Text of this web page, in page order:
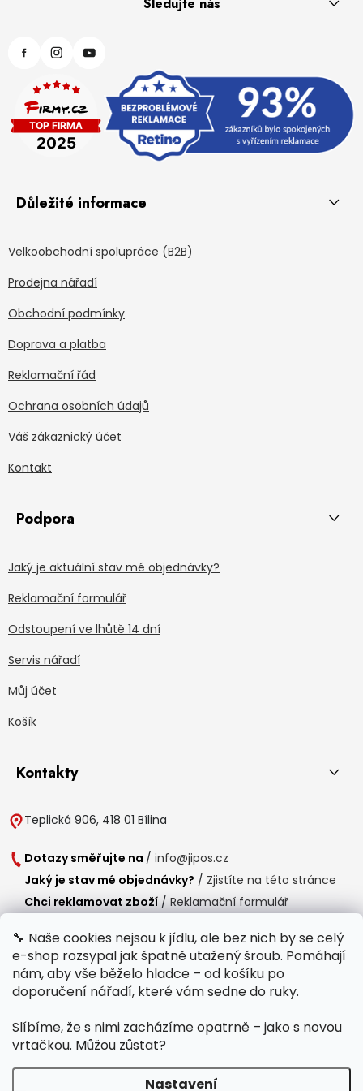
🔧 Naše cookies nejsou k jídlu, ale bez nich by se celý
e-shop rozsypal jak špatně utažený šroub. Pomáhají
nám, aby vše běželo hladce – od košíku po
doporučení nářadí, které vám sedne do ruky.
Slíbíme, že s nimi zacházíme opatrně – jako s novou
vrtačkou. Můžou zůstat?
Nastavení
Důležité informace
Velkoobchodní spolupráce (B2B)
Prodejna nářadí
Obchodní podmínky
Doprava a platba
Reklamační řád
Ochrana osobních údajů
Váš zákaznický účet
Kontakt
Podpora
Jaký je aktuální stav mé objednávky?
Reklamační formulář
Odstoupení ve lhůtě 14 dní
Servis nářadí
Můj účet
Košík
Kontakty
Teplická 906, 418 01 Bílina
Dotazy směřujte na / info@jipos.cz
Jaký je stav mé objednávky? / Zjistíte na této stránce
Chci reklamovat zboží / Reklamační formulář
Provozní doba
Po-Čt / 8:00 - 15:00
Polední přestávka /11:00 - 11:30